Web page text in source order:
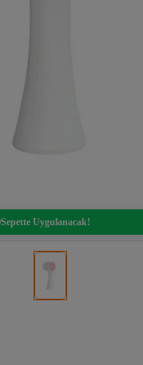
Sepette Uygulanacak!